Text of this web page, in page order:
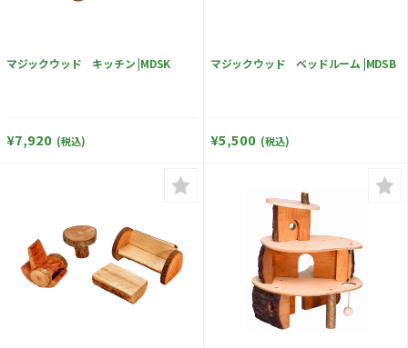
マジックウッド キッチン |MDSK
¥7,920 (税込)
マジックウッド ベッドルーム |MDSB
¥5,500 (税込)